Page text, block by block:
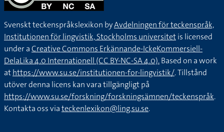
Svenskt teckenspråkslexikon byAvdelningen för teckenspråk,
Institutionen för lingvistik, Stockholms universitetis licensed
under aCreative Commons Erkännande-IckeKommersiell-
DelaLika 4.0 Internationell (CC BY-NC-SA 4.0).Based on a work
athttps://www.su.se/institutionen-for-lingvistik/. Tillstånd
utöver denna licens kan vara tillgängligt på
https://www.su.se/forskning/forskningsämnen/teckenspråk.
Kontakta oss viateckenlexikon@ling.su.se.